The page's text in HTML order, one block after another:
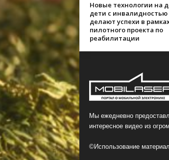
Новые технологии на
дети с инвалидностью
делают успехи в
пилотного проекта по
реабилитации
Мы ежедневно
интересное видео из
©Использование